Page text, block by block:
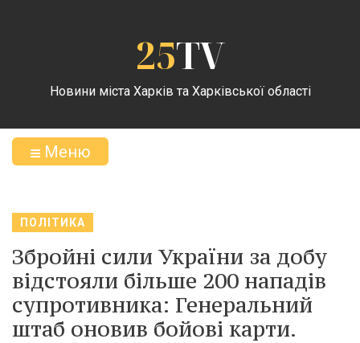
25TV
Новини міста Харків та Харківської області
Меню
ПОЛІТИКА
Збройні сили України за добу
відстояли більше 200 нападів
супротивника: Генеральний
штаб оновив бойові карти.